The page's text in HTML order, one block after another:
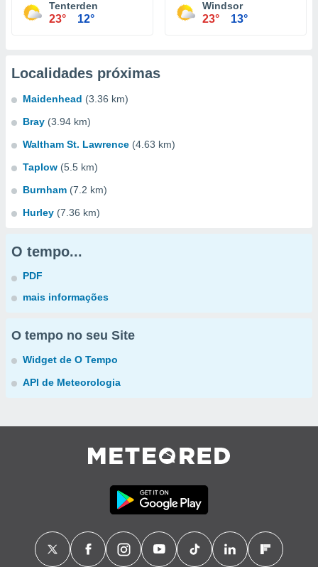
Tenterden
23° 12°
Windsor
23° 13°
Localidades próximas
Maidenhead (3.36 km)
Bray (3.94 km)
Waltham St. Lawrence (4.63 km)
Taplow (5.5 km)
Burnham (7.2 km)
Hurley (7.36 km)
O tempo...
PDF
mais informações
O tempo no seu Site
Widget de O Tempo
API de Meteorologia